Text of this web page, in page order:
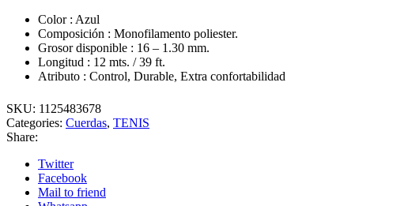
Color : Azul
Composición : Monofilamento poliester.
Grosor disponible : 16 – 1.30 mm.
Longitud : 12 mts. / 39 ft.
Atributo : Control, Durable, Extra confortabilidad
SKU: 1125483678
Categories: Cuerdas, TENIS
Share:
Twitter
Facebook
Mail to friend